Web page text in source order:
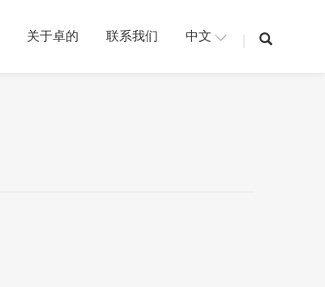
关于卓的 联系我们 中文